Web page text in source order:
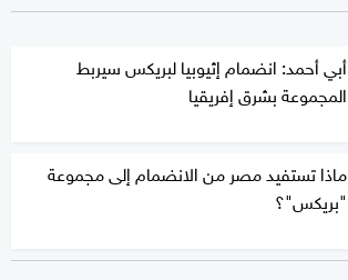
أبي أحمد: انضمام إثيوبيا لبريكس سيربط
المجموعة بشرق إفريقيا
ماذا تستفيد مصر من الانضمام إلى مجموعة
"بريكس"؟